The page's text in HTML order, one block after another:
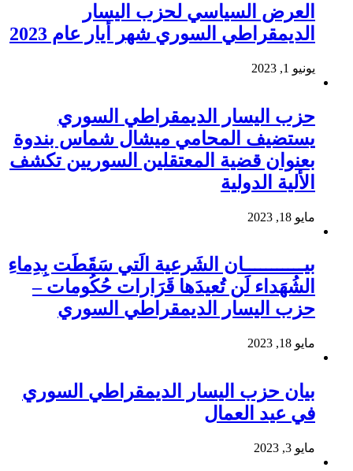
العرض السياسي لحزب اليسار
الديمقراطي السوري شهر أيار عام 2023
يونيو 1, 2023
حزب اليسار الديمقراطي السوري
يستضيف المحامي ميشال شماس بندوة
بعنوان قضية المعتقلين السوريين تكشف
الألية الدولية
مايو 18, 2023
بيـــــــــــان الشَرعية الَتي سَقَطَت بِدِماءِ
الشُهَداء لَن تُعيدَها قَرَارات حُكُومات –
حزب اليسار الديمقراطي السوري
مايو 18, 2023
بيان حزب اليسار الديمقراطي السوري
في عيد العمال
مايو 3, 2023